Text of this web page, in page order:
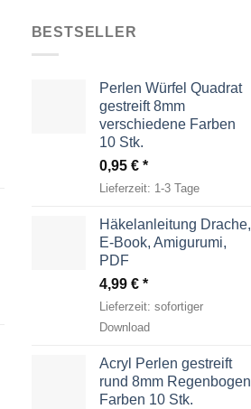
BESTSELLER
Perlen Würfel Quadrat
gestreift 8mm
verschiedene Farben
10 Stk.
0,95 €
Lieferzeit: 1-3 Tage
Häkelanleitung Drache,
E-Book, Amigurumi,
PDF
4,99 €
Lieferzeit: sofortiger
Download
Acryl Perlen gestreift
rund 8mm Regenbogen
Farben 10 Stk.